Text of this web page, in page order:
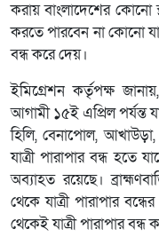
করায় বাংলাদেশের কোনো
করতে পারবেন না কোনো
বন্ধ করে দেয়।
ইমিগ্রেশন কর্তৃপক্ষ
আগামী ১৫ই এপ্রিল পর্যন্ত
হিলি, বেনাপোল, আখাউড়া,
যাত্রী পারাপার বন্ধ হতে
অব্যাহত রয়েছে।
থেকে যাত্রী পারাপার
থেকেই যাত্রী পারাপার বন্ধ